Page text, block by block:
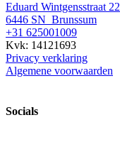
Eduard Wintgensstraat 22
6446 SN Brunssum
+31 625001009
Kvk: 14121693
Privacy verklaring
Algemene voorwaarden
Socials